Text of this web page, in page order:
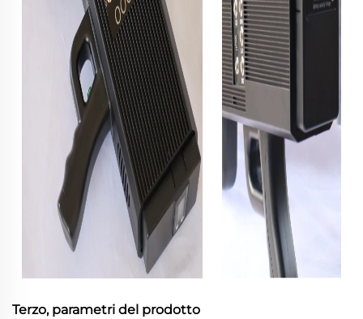
Terzo, parametri del prodotto